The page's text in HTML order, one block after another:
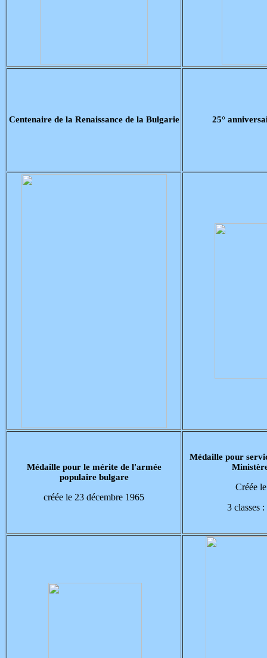
Centenaire de la Renaissance de la Bulgarie 25°
Médaille pour le mérite de l'armée
populaire bulgare
créée le 23 décembre 1965
Médaille pour
Créée
3 classes